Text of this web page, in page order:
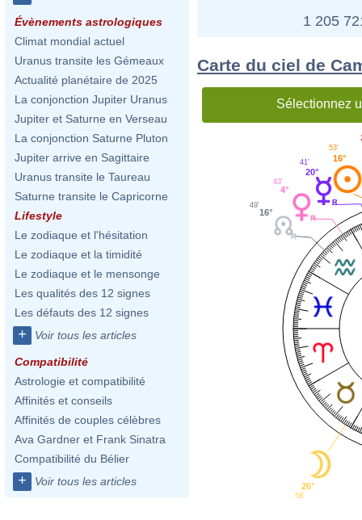
Évènements astrologiques
Climat mondial actuel
Uranus transite les Gémeaux
Actualité planétaire de 2025
La conjonction Jupiter Uranus
Jupiter et Saturne en Verseau
La conjonction Saturne Pluton
Jupiter arrive en Sagittaire
Uranus transite le Taureau
Saturne transite le Capricorne
Lifestyle
Le zodiaque et l'hésitation
Le zodiaque et la timidité
Le zodiaque et le mensonge
Les qualités des 12 signes
Les défauts des 12 signes
+ Voir tous les articles
Compatibilité
Astrologie et compatibilité
Affinités et conseils
Affinités de couples célèbres
Ava Gardner et Frank Sinatra
Compatibilité du Bélier
+ Voir tous les articles
1 205
Carte du ciel de
Sélectionnez
16°
53'
20°
41'
4°
43'
16°
49'
26°
58'